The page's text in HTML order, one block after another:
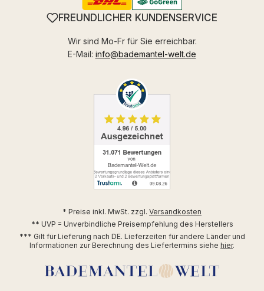
FREUNDLICHER KUNDENSERVICE
Wir sind Mo-Fr für Sie erreichbar.
E-Mail: info@bademantel-welt.de
* Preise inkl. MwSt. zzgl. Versandkosten
** UVP = Unverbindliche Preisempfehlung des Herstellers
*** Gilt für Lieferung nach DE. Lieferzeiten für andere Länder und
Informationen zur Berechnung des Liefertermins siehe hier.